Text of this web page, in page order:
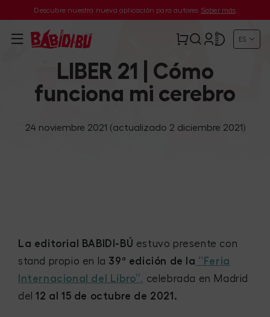
Descubre nuestra nueva aplicación para autores Saber más
ES
LIBER 21 | Cómo
funciona mi cerebro
24 noviembre 2021 (actualizado 2 diciembre 2021)
La editorial BABIDI-BÚ estuvo presente con
stand propio en la 39ª edición de la “Feria
Internacional del Libro”, celebrada en Madrid
del12 al 15 de octubre de 2021.